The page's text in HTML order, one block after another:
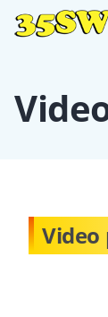
Video